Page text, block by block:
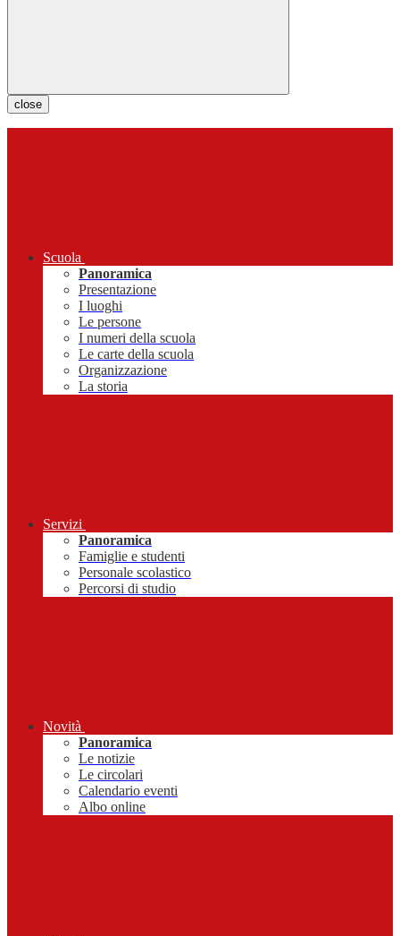
close
Scuola
Panoramica
Presentazione
I luoghi
Le persone
I numeri della scuola
Le carte della scuola
Organizzazione
La storia
Servizi
Panoramica
Famiglie e studenti
Personale scolastico
Percorsi di studio
Novità
Panoramica
Le notizie
Le circolari
Calendario eventi
Albo online